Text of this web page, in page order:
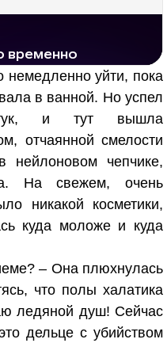
уйти, пока
в ванной. Но успел
и тут вышла
отчаянной смелости
нейлоновом чепчике,
На свежем, очень
никакой косметики,
куда моложе и куда
– Она плюхнулась
что полы халатика
ледяной душ! Сейчас
дельце с убийством